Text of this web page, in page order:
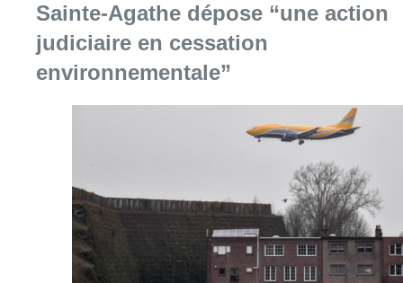
Sainte-Agathe dépose “une action
judiciaire en cessation
environnementale”